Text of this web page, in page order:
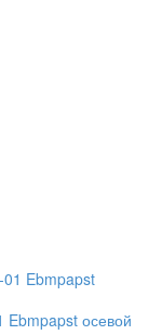
Ebmpapst осевой